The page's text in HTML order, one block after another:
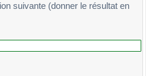
suivante (donner le résultat en